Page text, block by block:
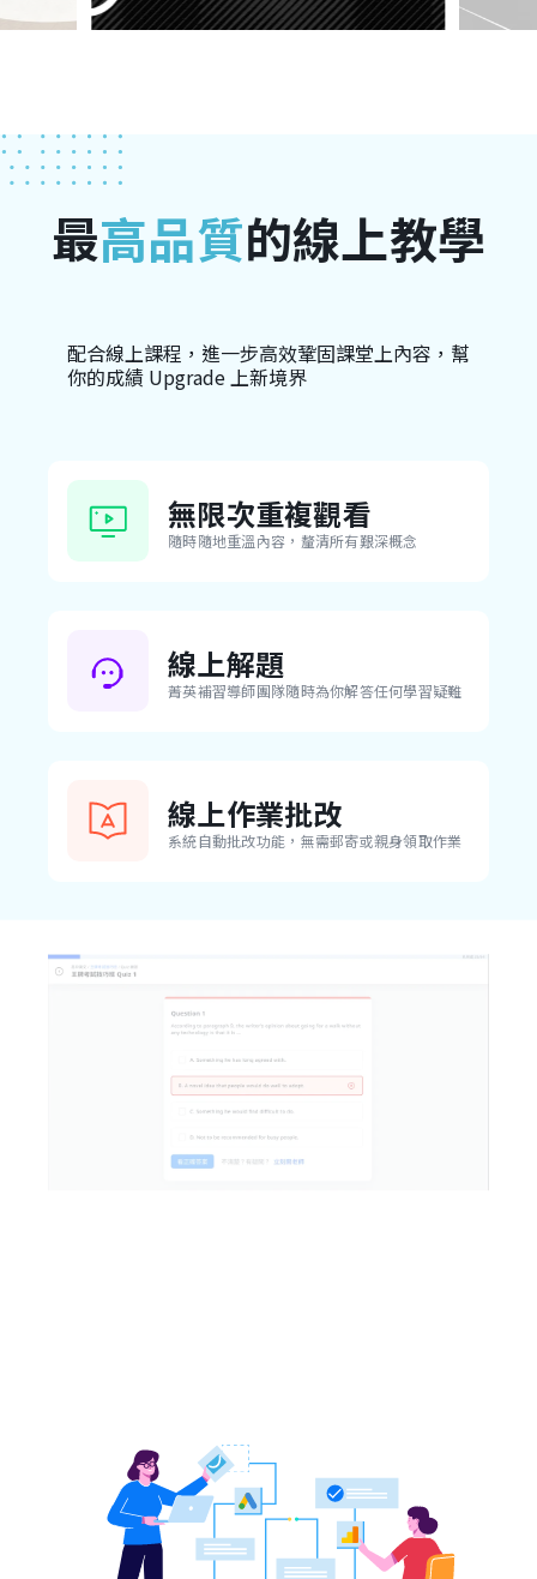
最高品質的線上教學
配合線上課程，進一步高效鞏固課堂上內容，幫
你的成績 Upgrade 上新境界
無限次重複觀看
隨時隨地重溫內容，釐清所有艱深概念
線上解題
菁英補習導師團隊隨時為你解答任何學習疑難
線上作業批改
系統自動批改功能，無需郵寄或親身領取作業